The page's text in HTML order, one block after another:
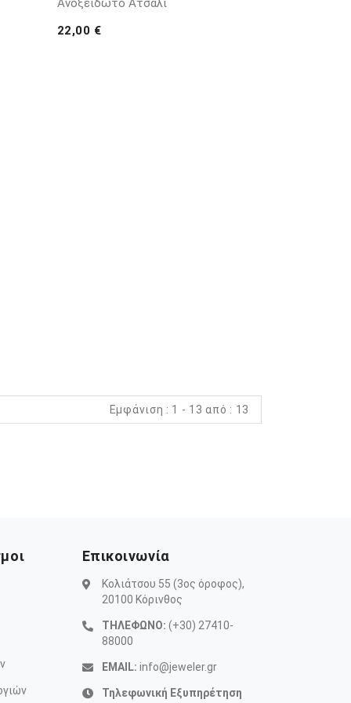
Ανοξείδωτο Ατσάλι
22,00 €
Εμφάνιση : 1 - 13 από : 13
Επικοινωνία
Κολιάτσου 55 (3ος όροφος),
20100 Κόρινθος
ΤΗΛΕΦΩΝΟ: (+30) 27410-
88000
EMAIL: info@jeweler.gr
Τηλεφωνική Εξυπηρέτηση